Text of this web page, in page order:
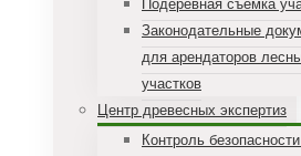
Подеревная съемка
Законодательные
для арендаторов
участков
Центр древесных экспертиз
Контроль